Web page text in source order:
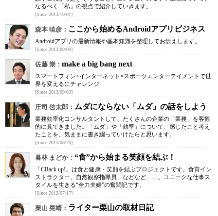
なるべく「私」の視点で紹介していきます。
[Since 2013/10/01]
森本 暁彦： ここから始めるAndroidアプリビジネス
Androidアプリの最新情報や基本知識を整理してお伝えします。
[Since 2013/09/09]
佐藤 崇： make a big bang next
スマートフォン×インターネット×スポーツエンターテイメントで世
界を変えるにチャレンジ
[Since 2013/09/03]
庄司 啓太郎： ムダにならない「ムダ」の話をしよう
業務効率化コンサルタントして、たくさんの企業の「業務」を客観
的に見てきました。「ムダ」や「効率」について、感じたこと考え
たことを、気ままに書き綴っていけたらと思います。
[Since 2013/08/20]
暮林 まどか： “食”から始まる笑顔を結ぶ！
「CRack up!」は食と健康・笑顔を結ぶプロジェクトです。食育イン
ストラクター、自然観察指導員、などなど……。ユニークな仕事ス
タイルを生きる“全力夫婦”の奮闘記です。
[Since 2013/07/17]
栗山 晃靖： ライター栗山の取材日記